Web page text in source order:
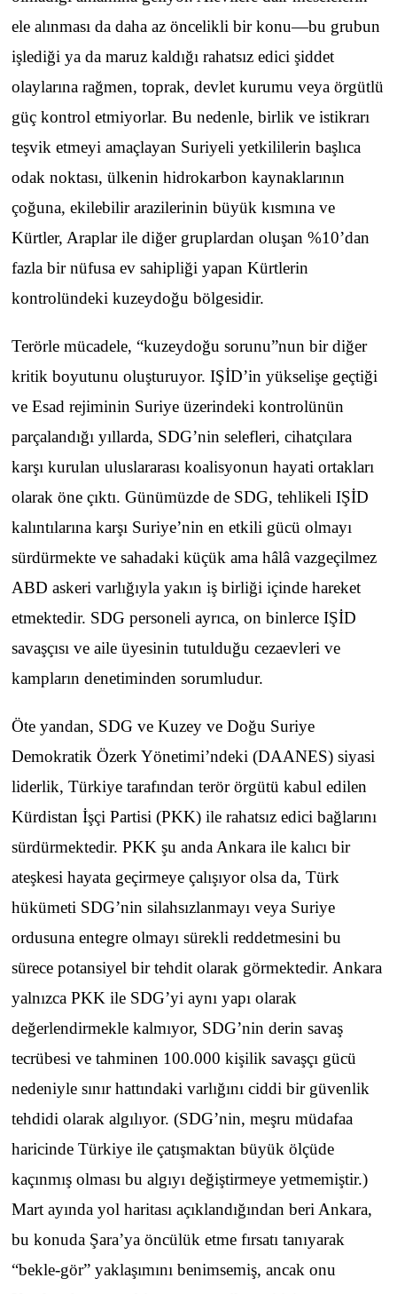
ele alınması da daha az öncelikli bir konu—bu grubun
işlediği ya da maruz kaldığı rahatsız edici şiddet
olaylarına rağmen, toprak, devlet kurumu veya örgütlü
güç kontrol etmiyorlar. Bu nedenle, birlik ve istikrarı
teşvik etmeyi amaçlayan Suriyeli yetkililerin başlıca
odak noktası, ülkenin hidrokarbon kaynaklarının
çoğuna, ekilebilir arazilerinin büyük kısmına ve
Kürtler, Araplar ile diğer gruplardan oluşan %10’dan
fazla bir nüfusa ev sahipliği yapan Kürtlerin
kontrolündeki kuzeydoğu bölgesidir.
Terörle mücadele, “kuzeydoğu sorunu”nun bir diğer
kritik boyutunu oluşturuyor. IŞİD’in yükselişe geçtiği
ve Esad rejiminin Suriye üzerindeki kontrolünün
parçalandığı yıllarda, SDG’nin selefleri, cihatçılara
karşı kurulan uluslararası koalisyonun hayati ortakları
olarak öne çıktı. Günümüzde de SDG, tehlikeli IŞİD
kalıntılarına karşı Suriye’nin en etkili gücü olmayı
sürdürmekte ve sahadaki küçük ama hâlâ vazgeçilmez
ABD askeri varlığıyla yakın iş birliği içinde hareket
etmektedir. SDG personeli ayrıca, on binlerce IŞİD
savaşçısı ve aile üyesinin tutulduğu cezaevleri ve
kampların denetiminden sorumludur.
Öte yandan, SDG ve Kuzey ve Doğu Suriye
Demokratik Özerk Yönetimi’ndeki (DAANES) siyasi
liderlik, Türkiye tarafından terör örgütü kabul edilen
Kürdistan İşçi Partisi (PKK) ile rahatsız edici bağlarını
sürdürmektedir. PKK şu anda Ankara ile kalıcı bir
ateşkesi hayata geçirmeye çalışıyor olsa da, Türk
hükümeti SDG’nin silahsızlanmayı veya Suriye
ordusuna entegre olmayı sürekli reddetmesini bu
sürece potansiyel bir tehdit olarak görmektedir. Ankara
yalnızca PKK ile SDG’yi aynı yapı olarak
değerlendirmekle kalmıyor, SDG’nin derin savaş
tecrübesi ve tahminen 100.000 kişilik savaşçı gücü
nedeniyle sınır hattındaki varlığını ciddi bir güvenlik
tehdidi olarak algılıyor. (SDG’nin, meşru müdafaa
haricinde Türkiye ile çatışmaktan büyük ölçüde
kaçınmış olması bu algıyı değiştirmeye yetmemiştir.)
Mart ayında yol haritası açıklandığından beri Ankara,
bu konuda Şara’ya öncülük etme fırsatı tanıyarak
“bekle-gör” yaklaşımını benimsemiş, ancak onu